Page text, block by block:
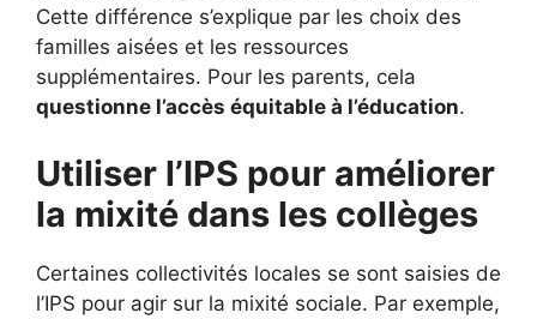
Cette différence s’explique par les choix des
familles aisées et les ressources
supplémentaires. Pour les parents, cela
questionne l’accès équitable à l’éducation.
Utiliser l’IPS pour améliorer
la mixité dans les collèges
Certaines collectivités locales se sont saisies de
l’IPS pour agir sur la mixité sociale. Par exemple,